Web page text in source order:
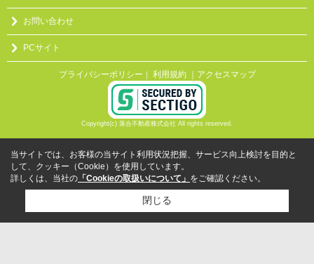
お問い合わせ
PCサイト
プライバシーポリシー ｜ 利用規約 ｜アクセスマップ
Copyright(c) 落合不動産株式会社 All rights reserved.
当サイトでは、お客様の当サイト利用状況把握、サービス向上検討を目的と
して、クッキー（Cookie）を使用しています。
詳しくは、当社の 「Cookieの取扱いについて」 をご確認ください。
閉じる